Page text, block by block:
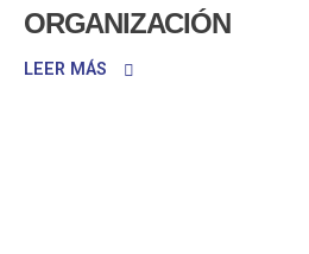
ORGANIZACIÓN
LEER MÁS